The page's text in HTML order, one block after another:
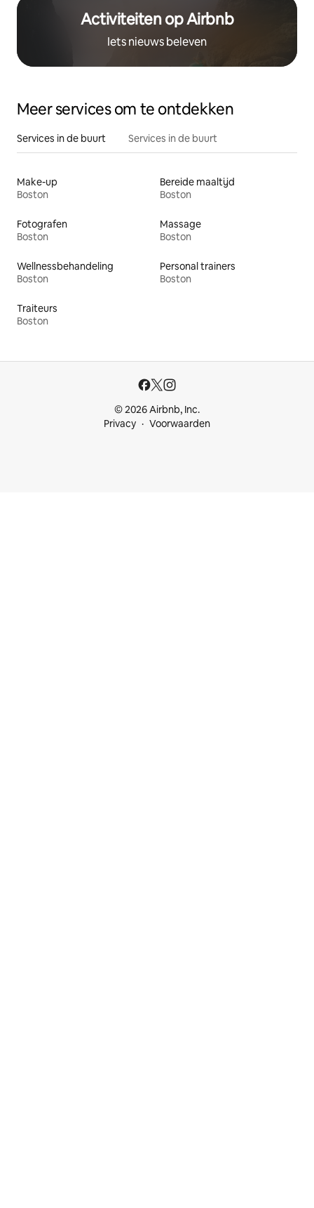
Activiteiten op Airbnb
Iets nieuws beleven
Meer services om te ontdekken
Services in de buurt Services in de buurt
Make-up
Boston
Bereide maaltijd
Boston
Fotografen
Boston
Massage
Boston
Wellnessbehandeling
Boston
Personal trainers
Boston
Traiteurs
Boston
© 2026 Airbnb, Inc.
Privacy
Voorwaarden